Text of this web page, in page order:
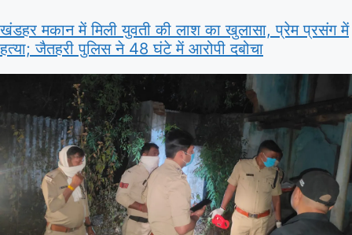
खंडहर मकान में मिली युवती की लाश का खुलासा, प्रेम प्रसंग में
हत्या; जैतहरी पुलिस ने 48 घंटे में आरोपी दबोचा